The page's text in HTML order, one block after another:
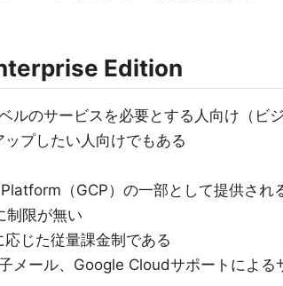
Edition
ルのサービスを必要とする人向け（ビジ
プしたい人向けでもある
（GCP）の一部として提供され
制限が無い
応じた従量課金制である
メール、Google Cloudサポートによる